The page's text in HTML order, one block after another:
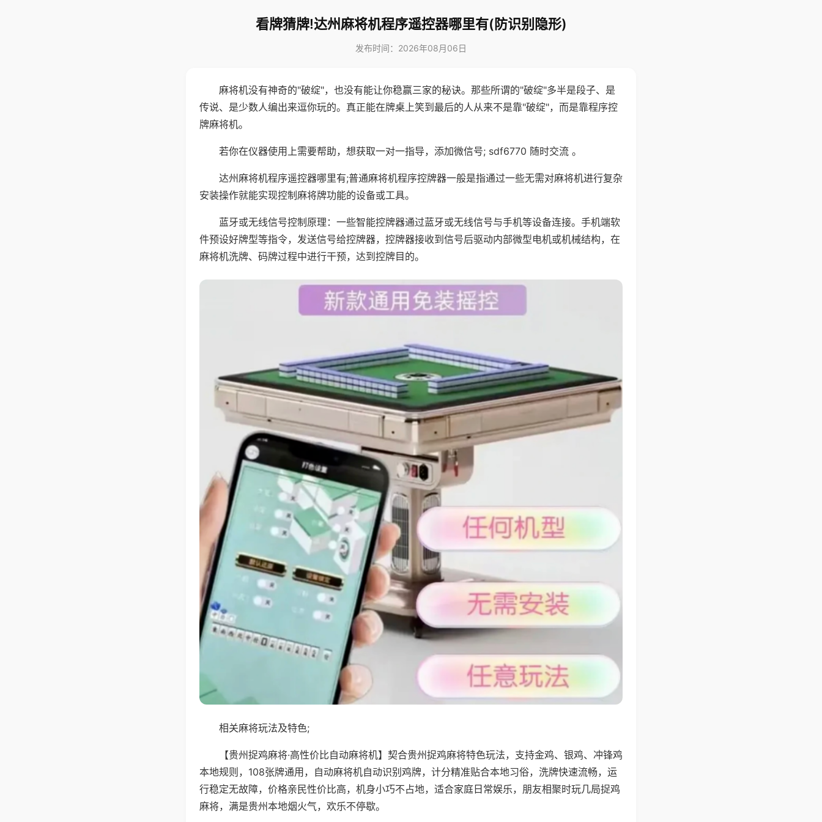
看牌猜牌!达州麻将机程序遥控器哪里有(防识别隐形)
发布时间：2026年08月06日
麻将机没有神奇的"破绽"，也没有能让你稳赢三家的秘诀。那些所谓的"破绽"多半是段子、是
传说、是少数人编出来逗你玩的。真正能在牌桌上笑到最后的人从来不是靠"破绽"，而是靠程序控
牌麻将机。
若你在仪器使用上需要帮助，想获取一对一指导，添加微信号; sdf6770 随时交流 。
达州麻将机程序遥控器哪里有;普通麻将机程序控牌器一般是指通过一些无需对麻将机进行复杂
安装操作就能实现控制麻将牌功能的设备或工具。
蓝牙或无线信号控制原理：一些智能控牌器通过蓝牙或无线信号与手机等设备连接。手机端软
件预设好牌型等指令，发送信号给控牌器，控牌器接收到信号后驱动内部微型电机或机械结构，在
麻将机洗牌、码牌过程中进行干预，达到控牌目的。
相关麻将玩法及特色;
【贵州捉鸡麻将·高性价比自动麻将机】契合贵州捉鸡麻将特色玩法，支持金鸡、银鸡、冲锋鸡
本地规则，108张牌通用，自动麻将机自动识别鸡牌，计分精准贴合本地习俗，洗牌快速流畅，运
行稳定无故障，价格亲民性价比高，机身小巧不占地，适合家庭日常娱乐，朋友相聚时玩几局捉鸡
麻将，满是贵州本地烟火气，欢乐不停歇。